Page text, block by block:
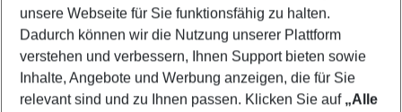
Mehr Filter anzeigen
unsere Webseite für Sie funktionsfähig zu halten.
Dadurch können wir die Nutzung unserer Plattform
verstehen und verbessern, Ihnen Support bieten sowie
Inhalte, Angebote und Werbung anzeigen, die für Sie
relevant sind und zu Ihnen passen. Klicken Sie auf „Alle